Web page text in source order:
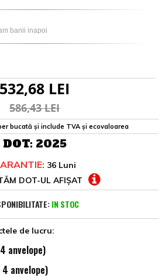
banii inapoi
532,68 LEI
586,43 LEI
bucată și include TVA și ecovaloarea
DOT: 2025
36 Luni
DOT-UL AFIȘAT
IN STOC
de lucru:
anvelope)
anvelope)